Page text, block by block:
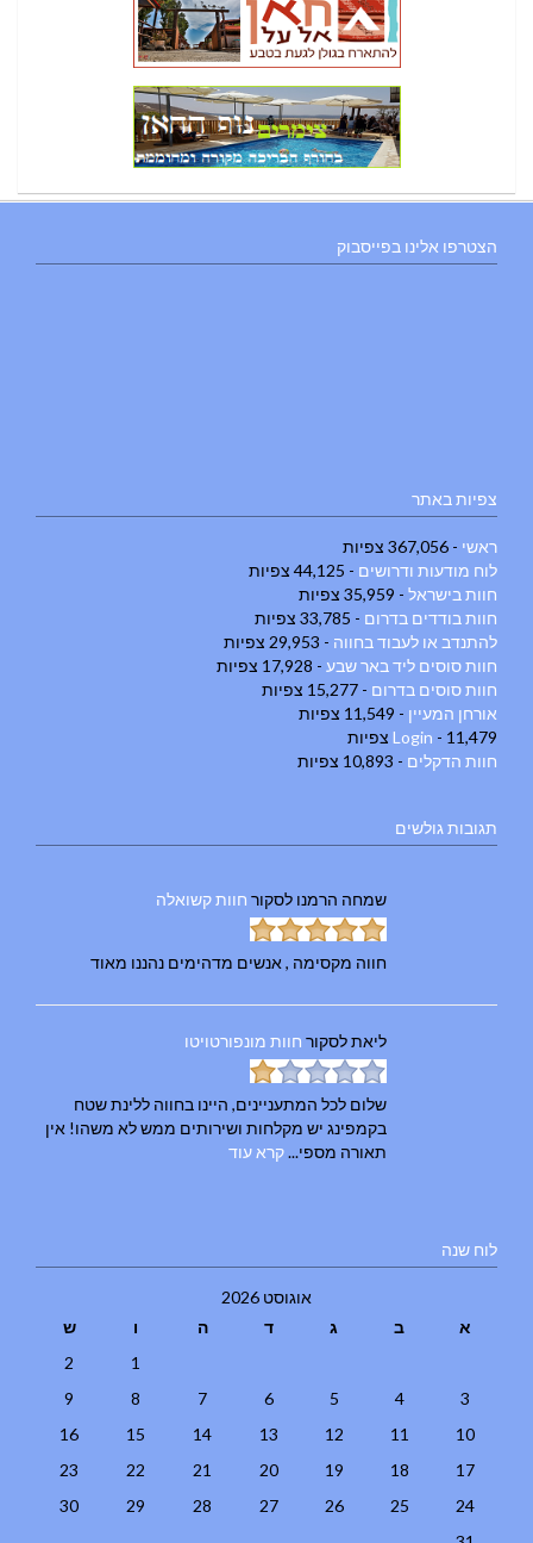
הצטרפו אלינו בפייסבוק
צפיות באתר
ראשי - 367,056 צפיות
לוח מודעות ודרושים - 44,125 צפיות
חוות בישראל - 35,959 צפיות
חוות בודדים בדרום - 33,785 צפיות
להתנדב או לעבוד בחווה - 29,953 צפיות
חוות סוסים ליד באר שבע - 17,928 צפיות
חוות סוסים בדרום - 15,277 צפיות
אורחן המעיין - 11,549 צפיות
Login - 11,479 צפיות
חוות הדקלים - 10,893 צפיות
תגובות גולשים
שמחה הרמנו לסקור חוות קשואלה
חווה מקסימה , אנשים מדהימים נהננו מאוד
ליאתלסקור חוות מונפורטויטו
שלום לכל המתעניינים, היינו בחווה ללינת שטח
בקמפינג יש מקלחות ושירותים ממש לא משהו! אין
תאורה מספי...קרא עוד
לוח שנה
אוגוסט 2026
א
ב ג ד ה ו
ש
1
2
3
4
5
6
7
8
9
10
11
12
13
14
15
16
17
18
19
20
21
22
23
24
25
26
27
28
29
30